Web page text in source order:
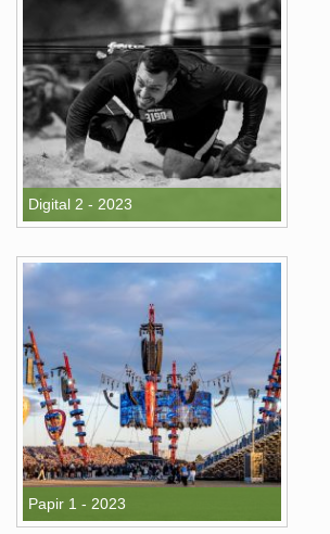
Digital 2 - 2023
Papir 1 - 2023